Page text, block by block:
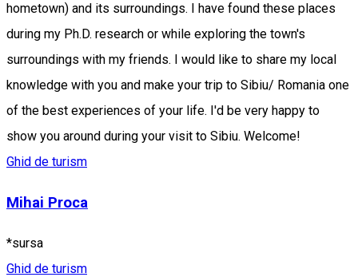
hometown) and its surroundings. I have found these places
during my Ph.D. research or while exploring the town's
surroundings with my friends. I would like to share my local
knowledge with you and make your trip to Sibiu/ Romania one
of the best experiences of your life. I'd be very happy to
show you around during your visit to Sibiu. Welcome!
Ghid de turism
Mihai Proca
*sursa
Ghid de turism